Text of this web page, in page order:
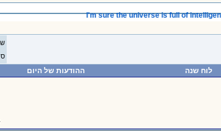
I'm sure the universe is full of
לוח שנה ההודעות של היום